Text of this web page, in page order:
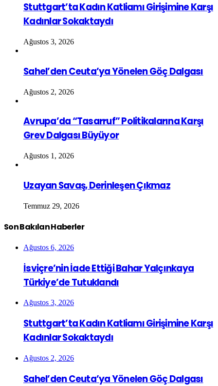
Stuttgart’ta Kadın Katliamı Girişimine Karşı
Kadınlar Sokaktaydı
Ağustos 3, 2026
Sahel’den Ceuta’ya Yönelen Göç Dalgası
Ağustos 2, 2026
Avrupa’da “Tasarruf” Politikalarına Karşı
Grev Dalgası Büyüyor
Ağustos 1, 2026
Uzayan Savaş, Derinleşen Çıkmaz
Temmuz 29, 2026
Son Bakılan Haberler
Ağustos 6, 2026
İsviçre’nin İade Ettiği Bahar Yalçınkaya
Türkiye’de Tutuklandı
Ağustos 3, 2026
Stuttgart’ta Kadın Katliamı Girişimine Karşı
Kadınlar Sokaktaydı
Ağustos 2, 2026
Sahel’den Ceuta’ya Yönelen Göç Dalgası